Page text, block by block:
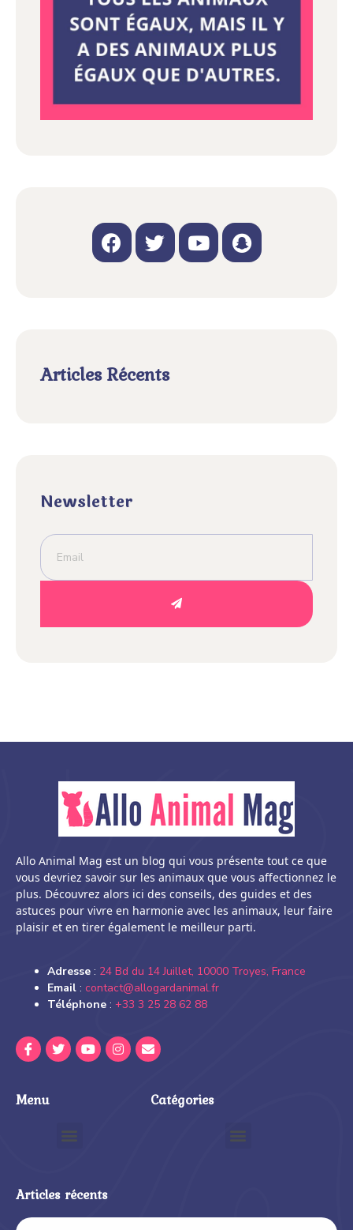
Articles Récents
Newsletter
Allo Animal Mag est un blog qui vous présente tout ce que
vous devriez savoir sur les animaux que vous affectionnez le
plus. Découvrez alors ici des conseils, des guides et des
astuces pour vivre en harmonie avec les animaux, leur faire
plaisir et en tirer également le meilleur parti.
Adresse : 24 Bd du 14 Juillet, 10000 Troyes, France
Email : contact@allogardanimal.fr
Téléphone : +33 3 25 28 62 88
Menu Catégories
Articles récents